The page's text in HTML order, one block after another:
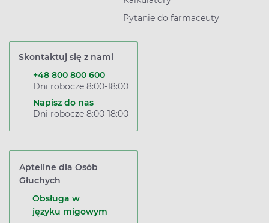
Pytanie do farmaceuty
Skontaktuj się z nami
+48 800 800 600
Dni robocze 8:00-18:00
Napisz do nas
Dni robocze 8:00-18:00
Apteline dla Osób
Głuchych
Obsługa w
języku migowym